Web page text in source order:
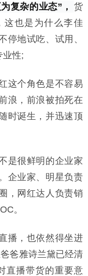
复杂的业态”， 货
这也是为什么李佳
停地试吃、试用、
业性;
这个角色是不容易
浪，前浪被拍死在
时诞生，并迅速顶
是很鲜明的企业家
企业家、明星负责
，网红达人负责销
。
播，也依然得坐进
爸雅诗兰黛已经清
直播带货的重要意